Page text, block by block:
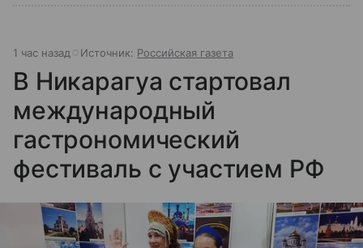
1 час назад Источник: Российская газета
В Никарагуа стартовал
международный
гастрономический
фестиваль с участием РФ